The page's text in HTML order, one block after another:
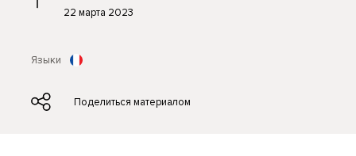
22 марта 2023
Языки
Поделиться материалом